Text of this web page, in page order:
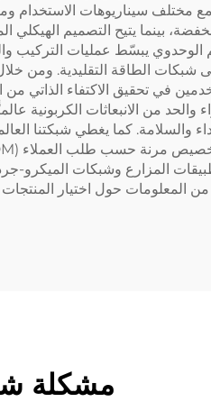
يبسّط عمليات التركيب
في تحقيق الاكتفاء الذاتي من
والحد من الانبعاثات
المعلومات حول اختيار
مشكلة